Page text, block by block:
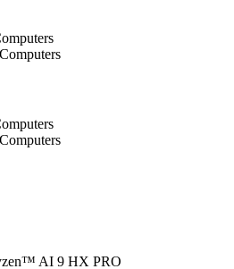
AI 9 HX PRO